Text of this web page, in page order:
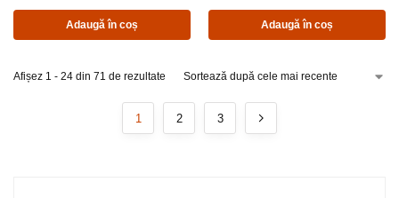
Adaugă în coș Adaugă în coș
Afișez 1 - 24 din 71 de rezultate
1 2 3